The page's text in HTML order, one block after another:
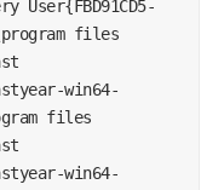
files
win64-
files
win64-